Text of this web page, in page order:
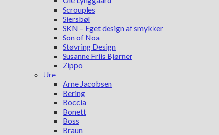
Scrouples
Siersbøl
SKN – Eget design af smykker
Son of Noa
Støvring Design
Susanne Friis Bjørner
Zippo
Ure
Arne Jacobsen
Bering
Boccia
Bonett
Boss
Braun